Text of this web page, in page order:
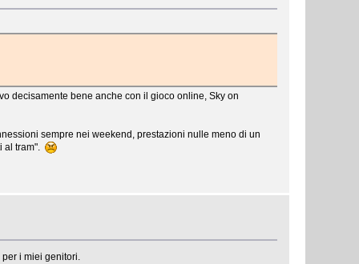
decisamente bene anche con il gioco online, Sky on
sempre nei weekend, prestazioni nulle meno di un
al tram".
i miei genitori.